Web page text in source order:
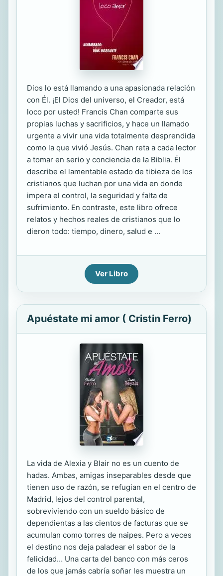
Dios lo está llamando a una apasionada relación
con Él. ¡El Dios del universo, el Creador, está
loco por usted! Francis Chan comparte sus
propias luchas y sacrificios, y hace un llamado
urgente a vivir una vida totalmente desprendida
como la que vivió Jesús. Chan reta a cada lector
a tomar en serio y conciencia de la Biblia. Él
describe el lamentable estado de tibieza de los
cristianos que luchan por una vida en donde
impera el control, la seguridad y falta de
sufrimiento. En contraste, este libro ofrece
relatos y hechos reales de cristianos que lo
dieron todo: tiempo, dinero, salud e ...
Ver Libro
Apuéstate mi amor ( Cristin Ferro)
La vida de Alexia y Blair no es un cuento de
hadas. Ambas, amigas inseparables desde que
tienen uso de razón, se refugian en el centro de
Madrid, lejos del control parental,
sobreviviendo con un sueldo básico de
dependientas a las cientos de facturas que se
acumulan como torres de naipes. Pero a veces
el destino nos deja paladear el sabor de la
felicidad… Una carta del banco con más ceros
de los que jamás cabría soñar les muestra un